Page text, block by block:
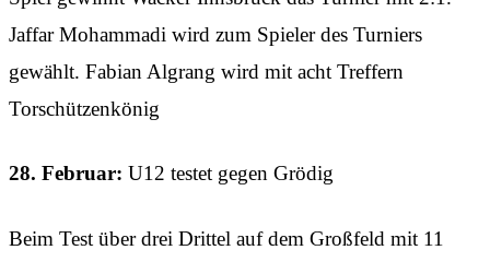
Jaffar Mohammadi wird zum Spieler des Turniers
gewählt. Fabian Algrang wird mit acht Treffern
Torschützenkönig
28. Februar: U12 testet gegen Grödig
Beim Test über drei Drittel auf dem Großfeld mit 11